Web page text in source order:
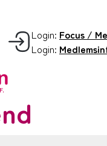
Login: Focus /
Login: